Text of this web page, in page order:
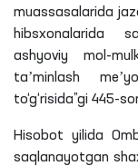
muassasalarida
hibsxonalarida
ashyoviy mol-
taʼminlash
to‘g‘risida”gi 445-
Hisobot yilida
saqlanayotgan